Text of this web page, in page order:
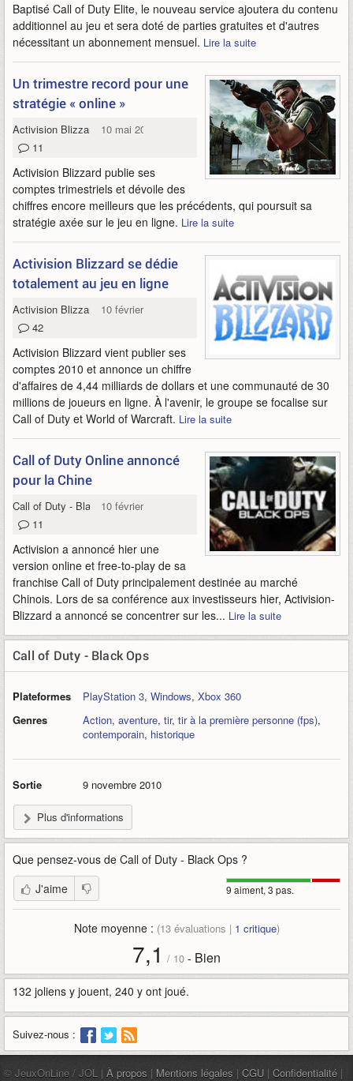
Baptisé Call of Duty Elite, le nouveau service ajoutera du contenu
additionnel au jeu et sera doté de parties gratuites et d'autres
nécessitant un abonnement mensuel. Lire la suite
Un trimestre record pour une
stratégie « online »
Activision Blizzard
10 mai 2011
11
Activision Blizzard publie ses
comptes trimestriels et dévoile des
chiffres encore meilleurs que les précédents, qui poursuit sa
stratégie axée sur le jeu en ligne. Lire la suite
Activision Blizzard se dédie
totalement au jeu en ligne
Activision Blizzard
10 février 2011
42
Activision Blizzard vient publier ses
comptes 2010 et annonce un chiffre
d'affaires de 4,44 milliards de dollars et une communauté de 30
millions de joueurs en ligne. À l'avenir, le groupe se focalise sur
Call of Duty et World of Warcraft. Lire la suite
Call of Duty Online annoncé
pour la Chine
Call of Duty - Black Ops10 février 2011
11
Activision a annoncé hier une
version online et free-to-play de sa
franchise Call of Duty principalement destinée au marché
Chinois. Lors de sa conférence aux investisseurs hier, Activision-
Blizzard a annoncé se concentrer sur les... Lire la suite
Call of Duty - Black Ops
Plateformes PlayStation 3, Windows, Xbox 360
Genres
Action, aventure, tir, tir à la première personne (fps),
contemporain, historique
Sortie 9 novembre 2010
Plus d'informations
Que pensez-vous de Call of Duty - Black Ops ?
9 aiment, 3 pas.
J'aime
Note moyenne : (13évaluations | 1 critique)
7,1 / 10 - Bien
132 joliens y jouent, 240 y ont joué.
Suivez-nous :
© JeuxOnLine / JOL | À propos | Mentions légales | CGU | Confidentialité |